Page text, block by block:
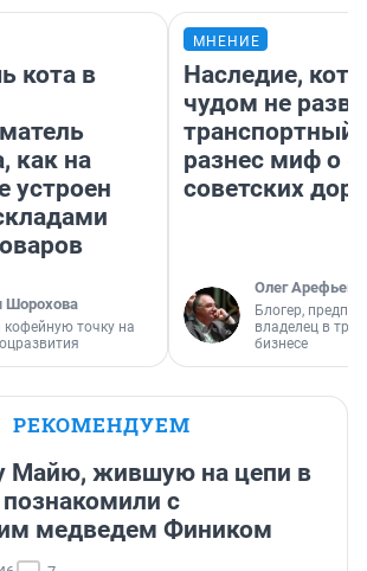
кота в
как на
устроен
Шорохова
точку на
МНЕНИЕ
Наследие,
чудом не
транспортный
разнес миф о
советских
Олег Арефьев
Блогер,
владелец в
бизнесе
РЕКОМЕНДУЕМ
Майю, жившую на цепи в
с
медведем Фиником